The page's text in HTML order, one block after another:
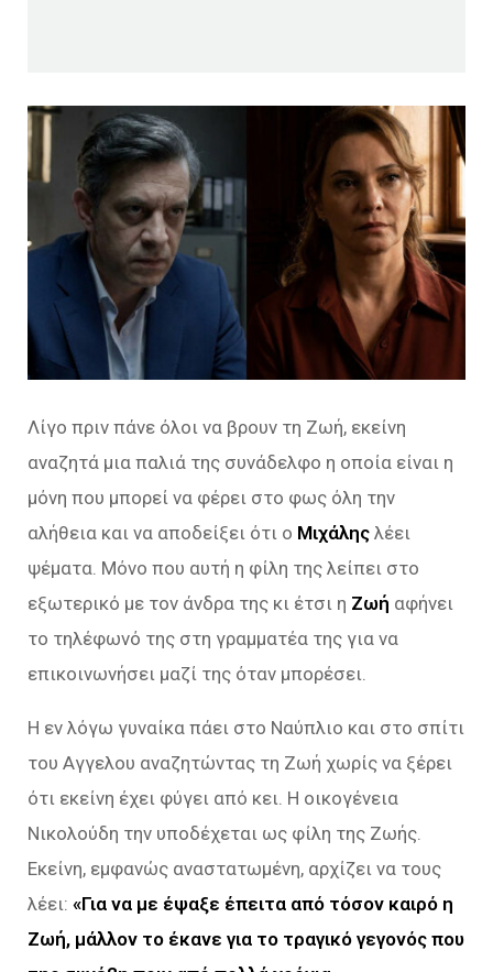
Λίγο πριν πάνε όλοι να βρουν τη Ζωή, εκείνη
αναζητά μια παλιά της συνάδελφο η οποία είναι η
μόνη που μπορεί να φέρει στο φως όλη την
αλήθεια και να αποδείξει ότι ο Μιχάλης λέει
ψέματα. Μόνο που αυτή η φίλη της λείπει στο
εξωτερικό με τον άνδρα της κι έτσι η Ζωή αφήνει
το τηλέφωνό της στη γραμματέα της για να
επικοινωνήσει μαζί της όταν μπορέσει.
Η εν λόγω γυναίκα πάει στο Ναύπλιο και στο σπίτι
του Αγγελου αναζητώντας τη Ζωή χωρίς να ξέρει
ότι εκείνη έχει φύγει από κει. Η οικογένεια
Νικολούδη την υποδέχεται ως φίλη της Ζωής.
Εκείνη, εμφανώς αναστατωμένη, αρχίζει να τους
λέει: «Για να με έψαξε έπειτα από τόσον καιρό η
Ζωή, μάλλον το έκανε για το τραγικό γεγονός που